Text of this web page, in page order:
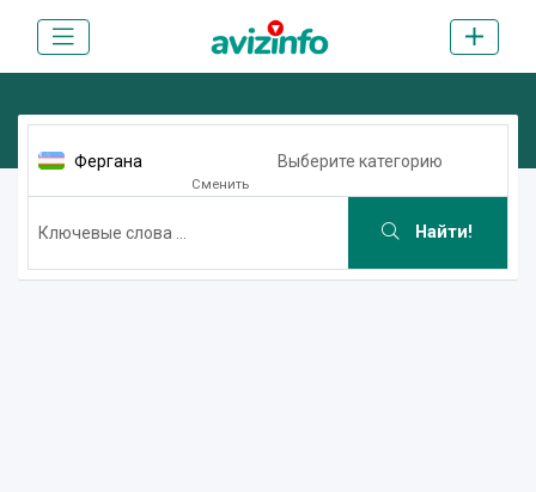
Фергана
Сменить
Выберите категорию
Найти!